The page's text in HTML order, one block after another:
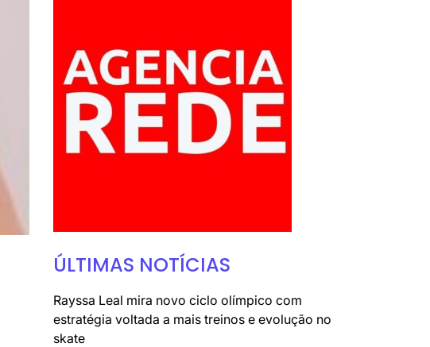
ÚLTIMAS NOTÍCIAS
Rayssa Leal mira novo ciclo olímpico com
estratégia voltada a mais treinos e evolução no
skate